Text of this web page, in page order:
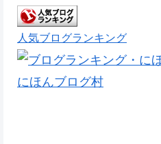
人気ブログランキング
にほんブログ村